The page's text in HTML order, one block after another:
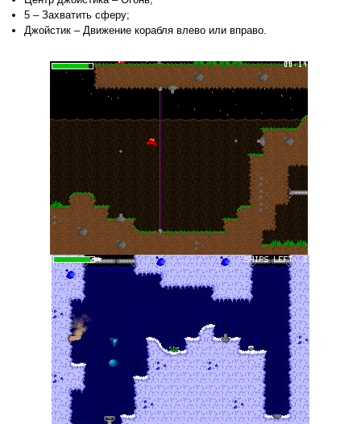
5 – Захватить сферу;
Джойстик – Движение корабля влево или вправо.